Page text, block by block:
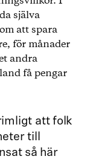
själva
att spara
för månader
andra
få pengar
att folk
till
så här